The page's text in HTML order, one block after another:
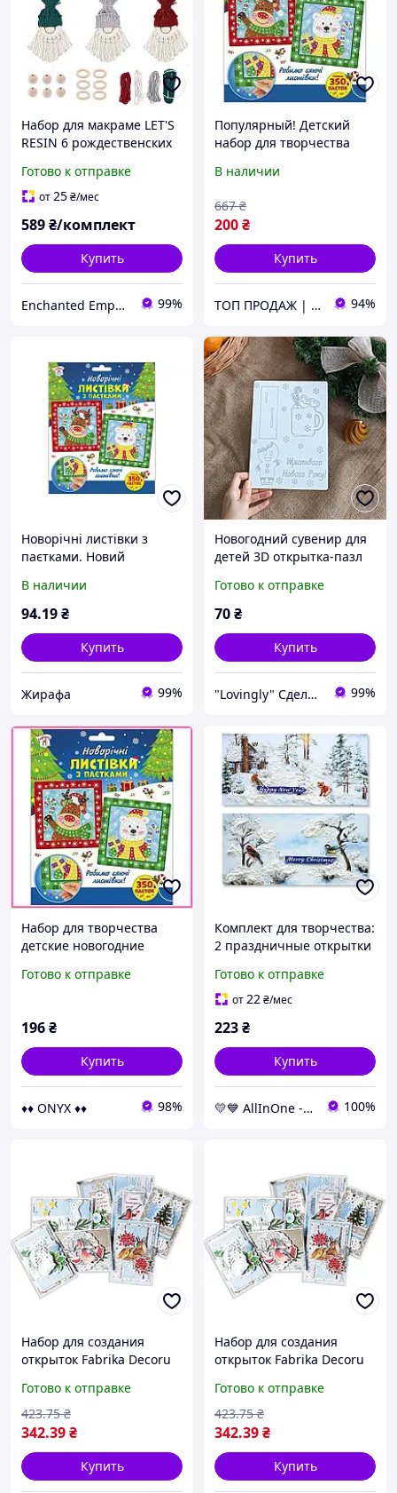
Набор для макраме LET'S
RESIN 6 рождественских
DIY комплект для
творчества для
Готово к отправке
от25₴/мес
589₴/комплект
Купить
Enchanted Emporium 99%
Популярный! Детский
набор для творчества
пайетками" 10100694 -
на Nukleon.com.ua
В наличии
200₴
667 ₴
Купить
ТОП ПРОДАЖ | Интернет-супермаркет «NUKLEON» 94%
Новорічні листівки з
паєтками. Новий
паєтками DIY, Набір для
творчості Новий рік
В наличии
94.19₴
Купить
Жирафа 99%
Новогодний сувенир для
детей 3D открытка-пазл
Готово к отправке
70₴
Купить
"Lovingly" Сделано с любовью 99%
Набор для творчества
детские новогодние
штуки сделай сам
Готово к отправке
196₴
Купить
♦♦ ONYX ♦♦ 98%
Комплект для творчества:
2 праздничные открытки
Зимний лес, 20x10 см
AllInOne -market-without-
Готово к отправке
от22₴/мес
223₴
Купить
💛💙 AllInOne - находи все необходимое в одном магазине! 100%
Набор для создания
открыток Fabrika Decoru
разноцветный (559967)
Готово к отправке
342.39₴
423.75 ₴
Купить
Набор для создания
открыток Fabrika Decoru
разноцветный
Готово к отправке
342.39₴
423.75 ₴
Купить